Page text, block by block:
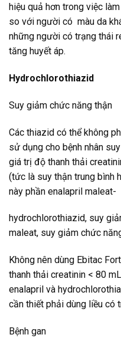
hiệu quả hơn trong việc
so với người có màu da
những người có trạng thái
tăng huyết áp.
Hydrochlorothiazid
Suy giảm chức năng thận
Các thiazid có thể không
sử dụng cho bệnh nhân
giá trị độ thanh thải
(tức là suy thận trung bình
này phần enalapril maleat-
hydrochlorothiazid, suy
maleat, suy giảm chức
Không nên dùng Ebitac
thanh thải creatinin < 80
enalapril và
cần thiết phải dùng liều có
Bệnh gan